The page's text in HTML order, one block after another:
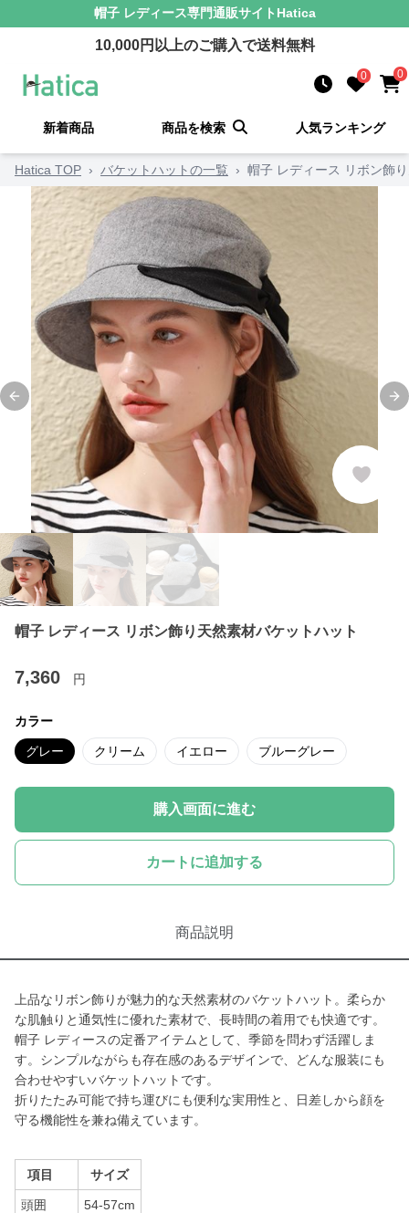
帽子 レディース専門通販サイト Hatica
10,000円以上のご購入で送料無料
0 0
新着商品 商品を検索 人気ランキング
Hatica TOP › バケットハットの一覧 › 帽子 レディース リボン飾
Previous slide
帽子 レディース リボン飾り天然素材バケットハット
7,360 円
カラー
グレー クリーム イエロー ブルーグレー
購入画面に進む
カートに追加する
商品説明
上品なリボン飾りが魅力的な天然素材のバケットハット。柔らか
な肌触りと通気性に優れた素材で、長時間の着用でも快適です。
帽子 レディースの定番アイテムとして、季節を問わず活躍しま
す。シンプルながらも存在感のあるデザインで、どんな服装にも
合わせやすいバケットハットです。
折りたたみ可能で持ち運びにも便利な実用性と、日差しから顔を
守る機能性を兼ね備えています。
項目 サイズ
頭囲 54-57cm